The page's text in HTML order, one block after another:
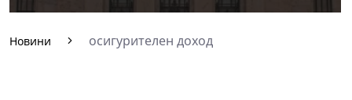
Новини осигурителен доход